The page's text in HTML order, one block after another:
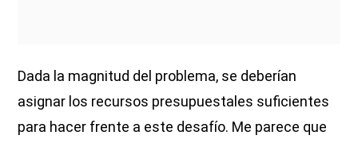
Dada la magnitud del problema, se deberían
asignar los recursos presupuestales suficientes
para hacer frente a este desafío. Me parece que